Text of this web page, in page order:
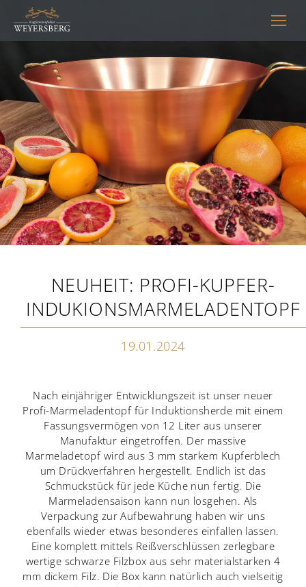
NEUHEIT: PROFI-KUPFER-
INDUKIONSMARMELADENTOPF
19.01.2024
Nach einjähriger Entwicklungszeit ist unser neuer
Profi-Marmeladentopf für Induktionsherde mit einem
Fassungsvermögen von 12 Liter aus unserer
Manufaktur eingetroffen. Der massive
Marmeladetopf wird aus 3 mm starkem Kupferblech
um Drückverfahren hergestellt. Endlich ist das
Schmuckstück für jede Küche nun fertig. Die
Marmeladensaison kann nun losgehen. Als
Verpackung zur Aufbewahrung haben wir uns
ebenfalls wieder etwas besonderes einfallen lassen.
Eine komplett mittels Reißverschlüssen zerlegbare
wertige schwarze Filzbox aus sehr materialstarken 4
mm dickem Filz. Die Box kann natürlich auch vielseitig